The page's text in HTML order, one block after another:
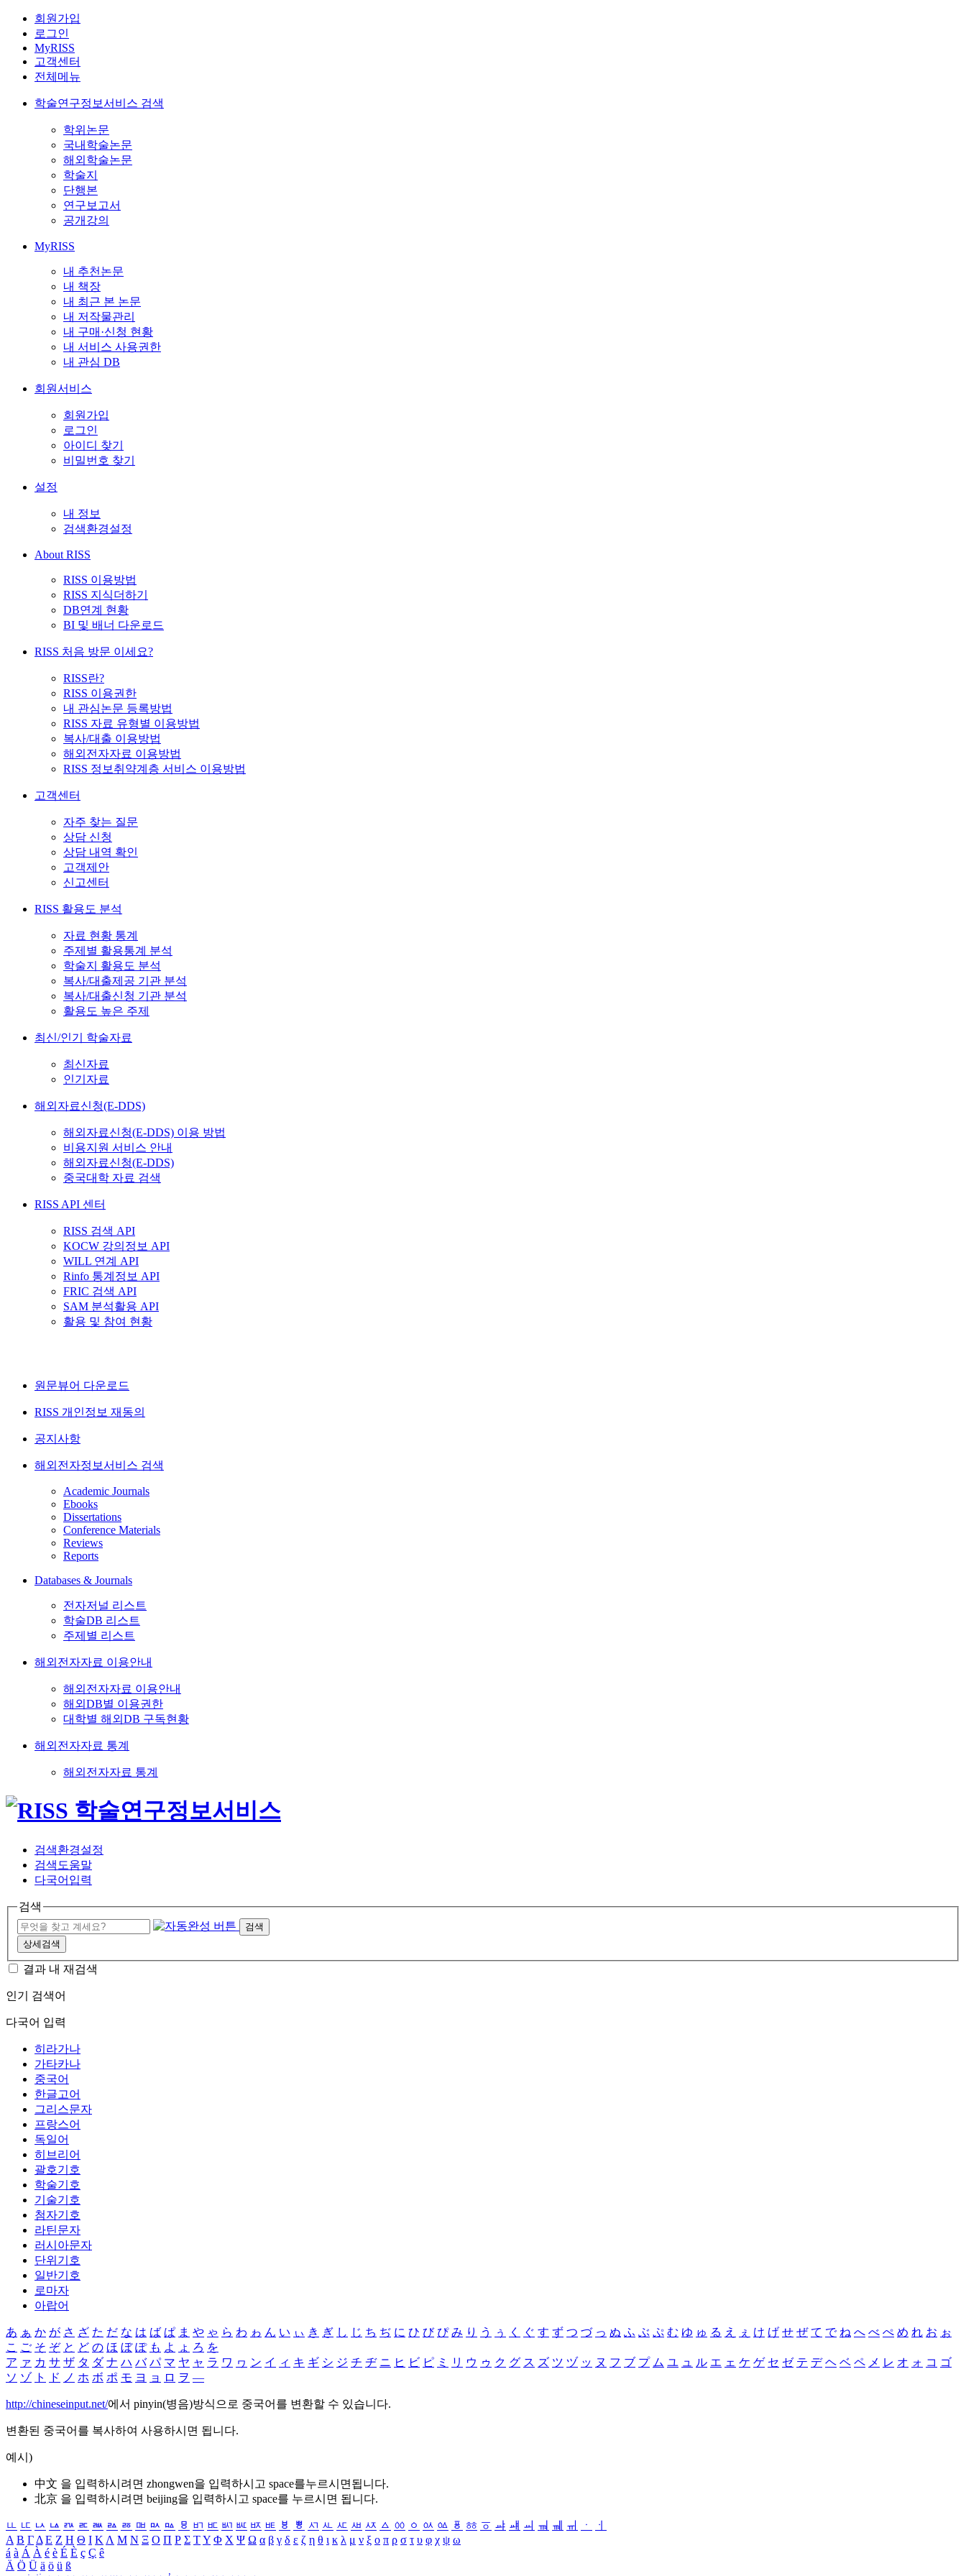
회원가입
로그인
MyRISS
고객센터
전체메뉴
학술연구정보서비스 검색
학위논문
국내학술논문
해외학술논문
학술지
단행본
연구보고서
공개강의
MyRISS
내 추천논문
내 책장
내 최근 본 논문
내 저작물관리
내 구매·신청 현황
내 서비스 사용권한
내 관심 DB
회원서비스
회원가입
로그인
아이디 찾기
비밀번호 찾기
설정
내 정보
검색환경설정
About RISS
RISS 이용방법
RISS 지식더하기
DB연계 현황
BI 및 배너 다운로드
RISS 처음 방문 이세요?
RISS란?
RISS 이용권한
내 관심논문 등록방법
RISS 자료 유형별 이용방법
복사/대출 이용방법
해외전자자료 이용방법
RISS 정보취약계층 서비스 이용방법
고객센터
자주 찾는 질문
상담 신청
상담 내역 확인
고객제안
신고센터
RISS 활용도 분석
자료 현황 통계
주제별 활용통계 분석
학술지 활용도 분석
복사/대출제공 기관 분석
복사/대출신청 기관 분석
활용도 높은 주제
최신/인기 학술자료
최신자료
인기자료
해외자료신청(E-DDS)
해외자료신청(E-DDS) 이용 방법
비용지원 서비스 안내
해외자료신청(E-DDS)
중국대학 자료 검색
RISS API 센터
RISS 검색 API
KOCW 강의정보 API
WILL 연계 API
Rinfo 통계정보 API
FRIC 검색 API
SAM 분석활용 API
활용 및 참여 현황
원문뷰어 다운로드
RISS 개인정보 재동의
공지사항
해외전자정보서비스 검색
Academic Journals
Ebooks
Dissertations
Conference Materials
Reviews
Reports
Databases & Journals
전자저널 리스트
학술DB 리스트
주제별 리스트
해외전자자료 이용안내
해외전자자료 이용안내
해외DB별 이용권한
대학별 해외DB 구독현황
해외전자자료 통계
해외전자자료 통계
검색환경설정
검색도움말
다국어입력
검색
검색
상세검색
결과 내 재검색
인기 검색어
다국어 입력
히라가나
가타카나
중국어
한글고어
그리스문자
프랑스어
독일어
히브리어
괄호기호
학술기호
기술기호
첨자기호
라틴문자
러시아문자
단위기호
일반기호
로마자
아랍어
あ ぁ か が さ ざ た だ な は ば ぱ ま や ゃ ら わ ゎ ん い ぃ き ぎ し じ ち ぢ に ひ び ぴ み り う ぅ く ぐ す ず つ づ っ ぬ ふ ぶ ぷ む ゆ ゅ る え ぇ け げ せ ぜ て で ね へ べ ぺ め れ お ぉ
こ ご そ ぞ と ど の ほ ぼ ぽ も よ ょ ろ を
ア ァ カ サ ザ タ ダ ナ ハ バ パ マ ヤ ャ ラ ワ ヮ ン イ ィ キ ギ シ ジ チ ヂ ニ ヒ ビ ピ ミ リ ウ ゥ ク グ ス ズ ツ ヅ ッ ヌ フ ブ プ ム ユ ュ ル エ ェ ケ ゲ セ ゼ テ デ ヘ ベ ペ メ レ オ ォ コ ゴ
ソ ゾ ト ド ノ ホ ボ ポ モ ヨ ョ ロ ヲ ―
http://chineseinput.net/에서 pinyin(병음)방식으로 중국어를 변환할 수 있습니다.
변환된 중국어를 복사하여 사용하시면 됩니다.
예시)
中文 을 입력하시려면 zhongwen을 입력하시고 space를누르시면됩니다.
北京 을 입력하시려면 beijing을 입력하시고 space를 누르시면 됩니다.
ㅥ ㅦ ㅧ ㅨ ㅩ ㅪ ㅫ ㅬ ㅭ ㅮ ㅯ ㅰ ㅱ ㅲ ㅳ ㅴ ㅵ ㅶ ㅷ ㅸ ㅹ ㅺ ㅻ ㅼ ㅽ ㅾ ㅿ ㆀ ㆁ ㆂ ㆃ ㆄ ㆅ ㆆ ㆇ ㆈ ㆉ ㆊ ㆋ ㆌ ㆍ
ㆎ
Α Β ΓΔ Ε Ζ Η Θ Ι ΚΛ Μ Ν Ξ Ο Π Ρ Σ ΤΥ Φ Χ Ψ Ω α β γ δ ε ζ η θ ι κ λ μ ν ξ ο π ρ σ τ υ φ χ ψ ω
á à Á À é è É È ç Ç ê
Ä Ö Ü ä ö ü ß